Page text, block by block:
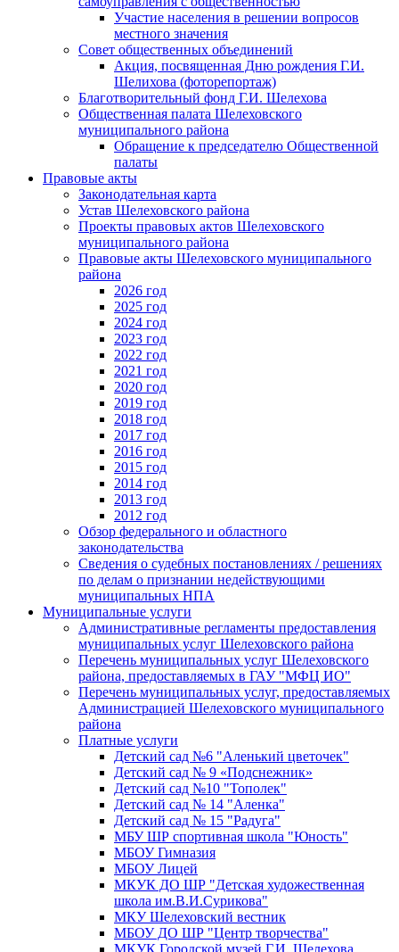
Участие населения в решении вопросов
местного значения
Совет общественных объединений
Акция, посвященная Дню рождения Г.И.
Шелихова (фоторепортаж)
Благотворительный фонд Г.И. Шелехова
Общественная палата Шелеховского
муниципального района
Обращение к председателю Общественной
палаты
Правовые акты
Законодательная карта
Устав Шелеховского района
Проекты правовых актов Шелеховского
муниципального района
Правовые акты Шелеховского муниципального
района
2026 год
2025 год
2024 год
2023 год
2022 год
2021 год
2020 год
2019 год
2018 год
2017 год
2016 год
2015 год
2014 год
2013 год
2012 год
Обзор федерального и областного
законодательства
Сведения о судебных постановлениях / решениях
по делам о признании недействующими
муниципальных НПА
Муниципальные услуги
Административные регламенты предоставления
муниципальных услуг Шелеховского района
Перечень муниципальных услуг Шелеховского
района, предоставляемых в ГАУ "МФЦ ИО"
Перечень муниципальных услуг, предоставляемых
Администрацией Шелеховского муниципального
района
Платные услуги
Детский сад №6 "Аленький цветочек"
Детский сад № 9 «Подснежник»
Детский сад №10 "Тополек"
Детский сад № 14 "Аленка"
Детский сад № 15 "Радуга"
МБУ ШР спортивная школа "Юность"
МБОУ Гимназия
МБОУ Лицей
МКУК ДО ШР "Детская художественная
школа им.В.И.Сурикова"
МКУ Шелеховский вестник
МБОУ ДО ШР "Центр творчества"
МКУК Городской музей Г.И. Шелехова